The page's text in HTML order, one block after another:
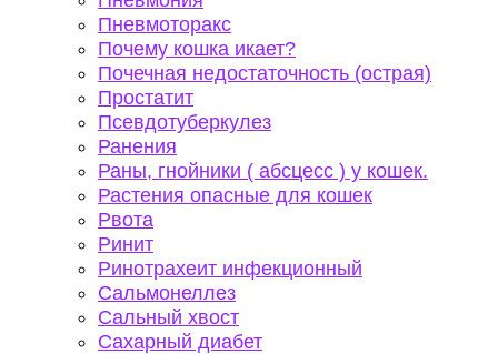
Пневмоторакс
Почему кошка икает?
Почечная недостаточность (острая)
Простатит
Псевдотуберкулез
Ранения
Раны, гнойники ( абсцесс ) у кошек.
Растения опасные для кошек
Рвота
Ринит
Ринотрахеит инфекционный
Сальмонеллез
Сальный хвост
Сахарный диабет